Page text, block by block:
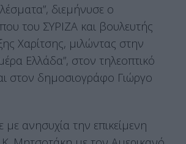
διεμήνυσε ο
του ΣΥΡΙΖΑ και βουλευτής
Χαρίτσης, μιλώντας στην
Ελλάδα”, στον τηλεοπτικό
στον δημοσιογράφο Γιώργο
με ανησυχία την επικείμενη